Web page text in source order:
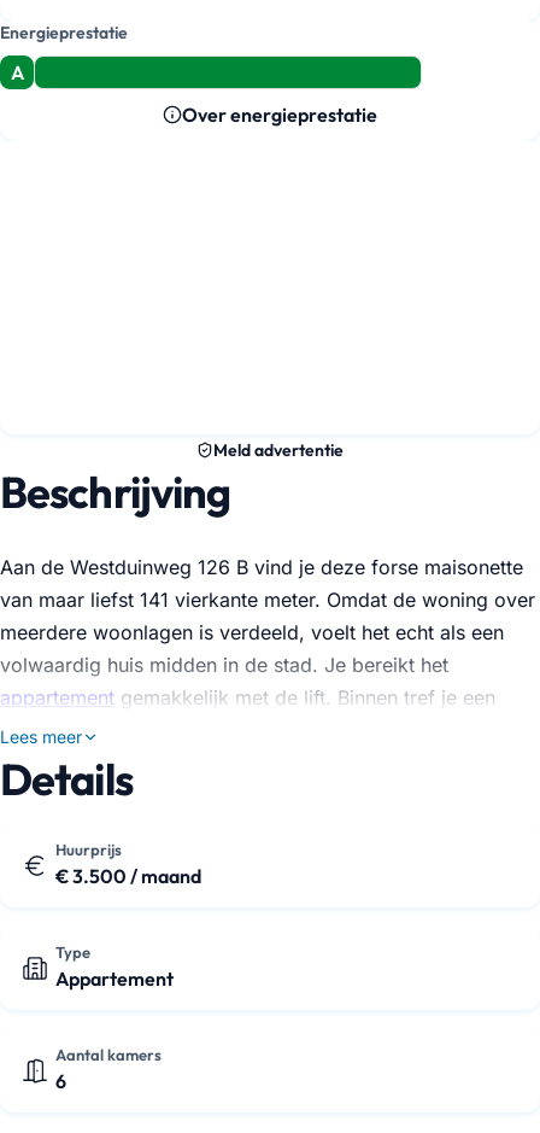
Energieprestatie
A
Over energieprestatie
Meld advertentie
Beschrijving
Aan de Westduinweg 126 B vind je deze forse maisonette
van maar liefst 141 vierkante meter. Omdat de woning over
meerdere woonlagen is verdeeld, voelt het echt als een
volwaardig huis midden in de stad. Je bereikt het
appartement gemakkelijk met de lift. Binnen tref je een
lichte woonkamer waar je eenvoudig een grote zithoek en
eettafel kwijt kunt. De keuken is direct klaar voor gebruik
en uitgerust met inbouwapparatuur zoals een vaatwasser,
de verhuizing meteen beginnen met koken.
Lees meer
Details
Huurprijs
€ 3.500 / maand
Type
Appartement
Aantal kamers
6